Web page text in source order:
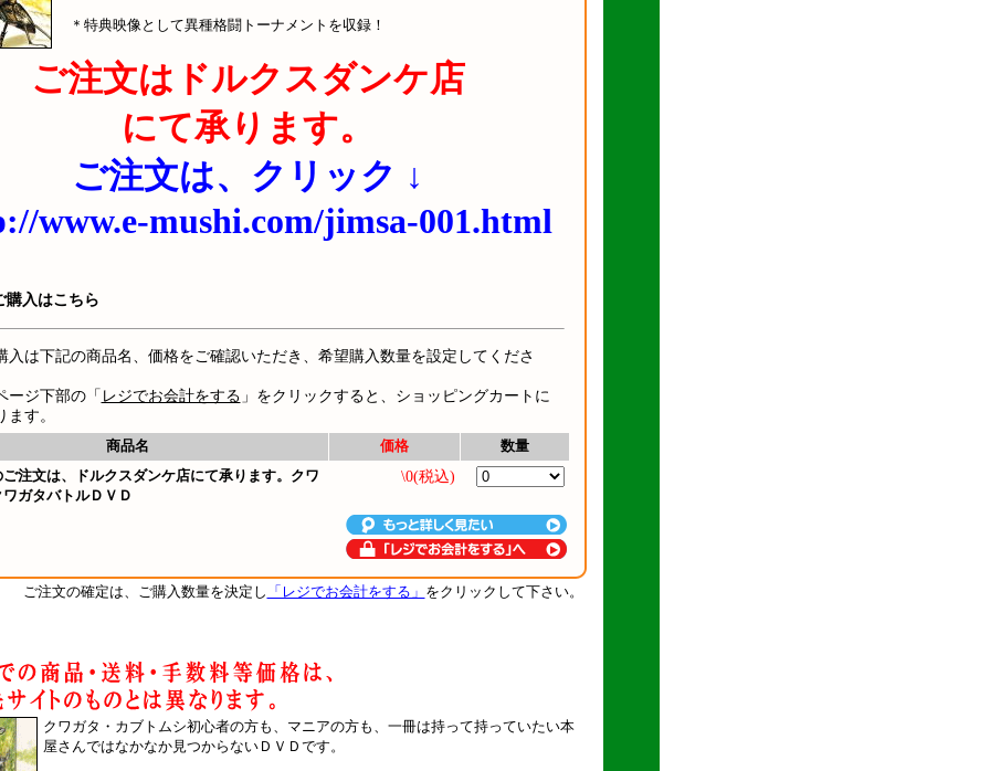
＊特典映像として異種格闘トーナメントを収録！
ご注文はドルクスダンケ店
にて承ります。
ご注文は、クリック ↓
www.e-mushi.com/jimsa-001.html
購入はこちら
入は下記の商品名、価格をご確認いただき、希望購入数量を設定してくださ
ージ下部の「 レジでお会計をする 」をクリックすると、ショッピングカートに
す。
商品名 価格 数量
注文は、ドルクスダンケ店にて承ります。クワ
ガタバトルＤＶＤ
\0(税込)
ご注文の確定は、ご購入数量を決定し 「レジでお会計をする」 をクリックして下さい。
クワガタ・カブトムシ初心者の方も、マニアの方も、一冊は持って持っていたい本
屋さんではなかなか見つからないＤＶＤです。